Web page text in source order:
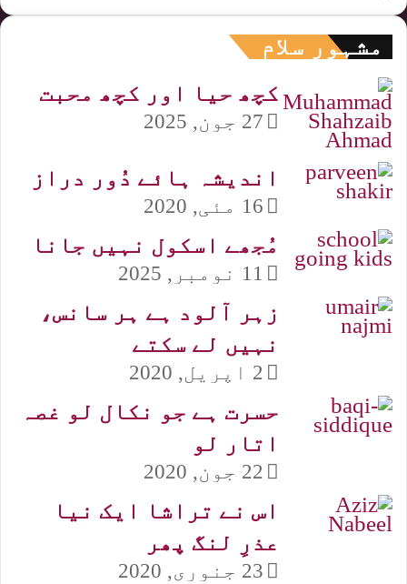
مشہور سلام
کچھ حیا اور کچھ محبت
27 جون, 2025
اندیشہ ہائے دُور دراز
16 مئی, 2020
مُجھے اسکول نہیں جانا
11 نومبر, 2025
زہر آلود ہے ہر سانس،
نہیں لے سکتے
2 اپریل, 2020
حسرت ہے جو نکال لو غصہ
اتار لو
22 جون, 2020
اس نے تراشا ایک نیا
عذرِ لنگ پھر
23 جنوری, 2020